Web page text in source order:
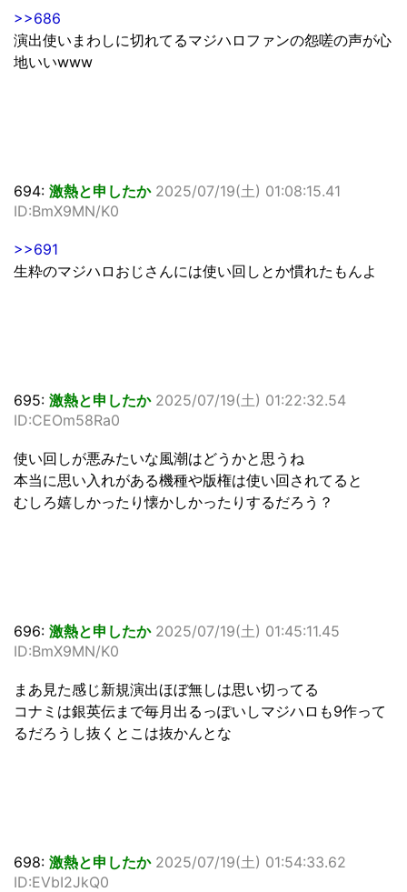
>>686
演出使いまわしに切れてるマジハロファンの怨嗟の声が心
地いいwww
694: 激熱と申したか 2025/07/19(土) 01:08:15.41
ID:BmX9MN/K0
>>691
生粋のマジハロおじさんには使い回しとか慣れたもんよ
695: 激熱と申したか 2025/07/19(土) 01:22:32.54
ID:CEOm58Ra0
使い回しが悪みたいな風潮はどうかと思うね
本当に思い入れがある機種や版権は使い回されてると
むしろ嬉しかったり懐かしかったりするだろう？
696: 激熱と申したか 2025/07/19(土) 01:45:11.45
ID:BmX9MN/K0
まあ見た感じ新規演出ほぼ無しは思い切ってる
コナミは銀英伝まで毎月出るっぽいしマジハロも9作って
るだろうし抜くとこは抜かんとな
698: 激熱と申したか 2025/07/19(土) 01:54:33.62
ID:EVbI2JkQ0